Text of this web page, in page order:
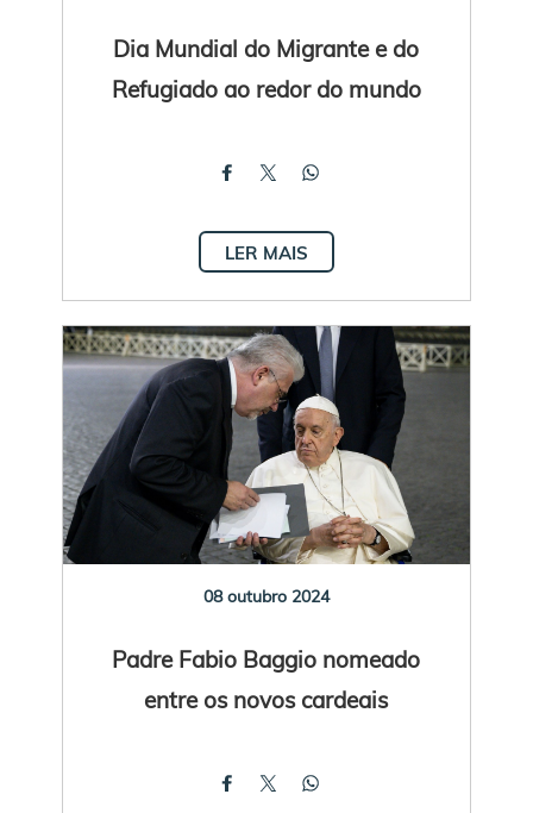
Dia Mundial do Migrante e do
Refugiado ao redor do mundo
LER MAIS
08 outubro 2024
Padre Fabio Baggio nomeado
entre os novos cardeais